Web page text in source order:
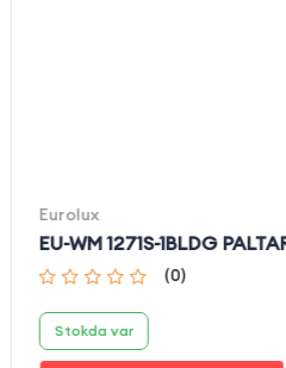
Eurolux
EU-WM 1271S-1BLDG
(0)
Stokda var